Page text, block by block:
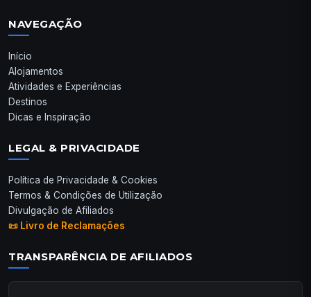
NAVEGAÇÃO
Início
Alojamentos
Atividades e Experiências
Destinos
Dicas e Inspiração
LEGAL & PRIVACIDADE
Política de Privacidade & Cookies
Termos & Condições de Utilização
Divulgação de Afiliados
📜 Livro de Reclamações
TRANSPARÊNCIA DE AFILIADOS